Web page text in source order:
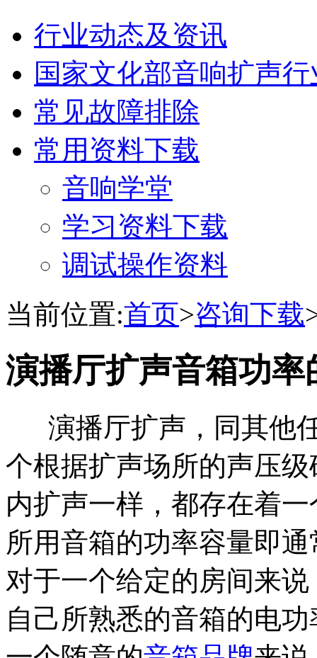
行业动态及资讯
国家文化部音响扩声
常见故障排除
常用资料下载
音响学堂
学习资料下载
调试操作资料
当前位置:首页>咨询下载
演播厅扩声音箱功率
演播厅扩声，同其他
个根据扩声场所的声压
内扩声一样，都存在着
所用音箱的功率容量即
对于一个给定的房间来
自己所熟悉的音箱的电